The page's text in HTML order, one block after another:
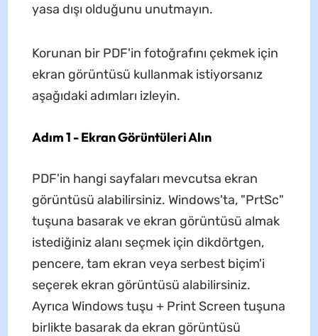
yasa dışı olduğunu unutmayın.
Korunan bir PDF'in fotoğrafını çekmek için
ekran görüntüsü kullanmak istiyorsanız
aşağıdaki adımları izleyin.
Adım 1 - Ekran Görüntüleri Alın
PDF'in hangi sayfaları mevcutsa ekran
görüntüsü alabilirsiniz. Windows'ta, "PrtSc"
tuşuna basarak ve ekran görüntüsü almak
istediğiniz alanı seçmek için dikdörtgen,
pencere, tam ekran veya serbest biçim'i
seçerek ekran görüntüsü alabilirsiniz.
Ayrıca Windows tuşu + Print Screen tuşuna
birlikte basarak da ekran görüntüsü